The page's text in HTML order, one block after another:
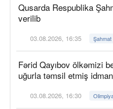
Qusarda Respublika
verilib
03.08.2026, 16:35 Şahmat
Fərid Qayıbov ölkəmizi
uğurla təmsil etmiş
03.08.2026, 16:30